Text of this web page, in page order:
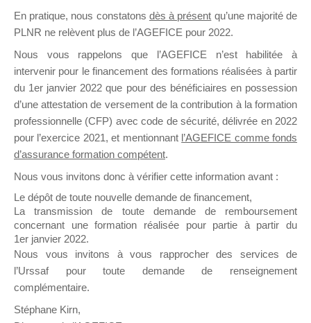
Groupe Public
il y a un mois
Ce groupe est destiné aux Organismes de
Formation qui souhaitent répondre à l’Appel à
Propositions Mallette du Dirigeant.
sur lequel il est possible de laisser un message
ou poser une question.
NB : Il est nécessaire d’être
pouvoir rejoindre ce groupe
En pratique, nous constatons dès à présent qu’une majorité de
PLNR ne relèvent plus de l’AGEFICE pour 2022.
Nous vous rappelons que l’AGEFICE n’est habilitée à
intervenir pour le financement des formations réalisées à partir
du 1er janvier 2022 que pour des bénéficiaires en possession
d’une attestation de versement de la contribution à la formation
professionnelle (CFP) avec code de sécurité, délivrée en 2022
pour l’exercice 2021, et mentionnant l’AGEFICE comme fonds
d’assurance formation compétent.
Nous vous invitons donc à vérifier cette information avant :
Le dépôt de toute nouvelle demande de financement,
La transmission de toute demande de remboursement
concernant une formation réalisée pour partie à partir du
1er janvier 2022.
Nous vous invitons à vous rapprocher des services de
l’Urssaf pour toute demande de renseignement
complémentaire.
Stéphane Kirn,